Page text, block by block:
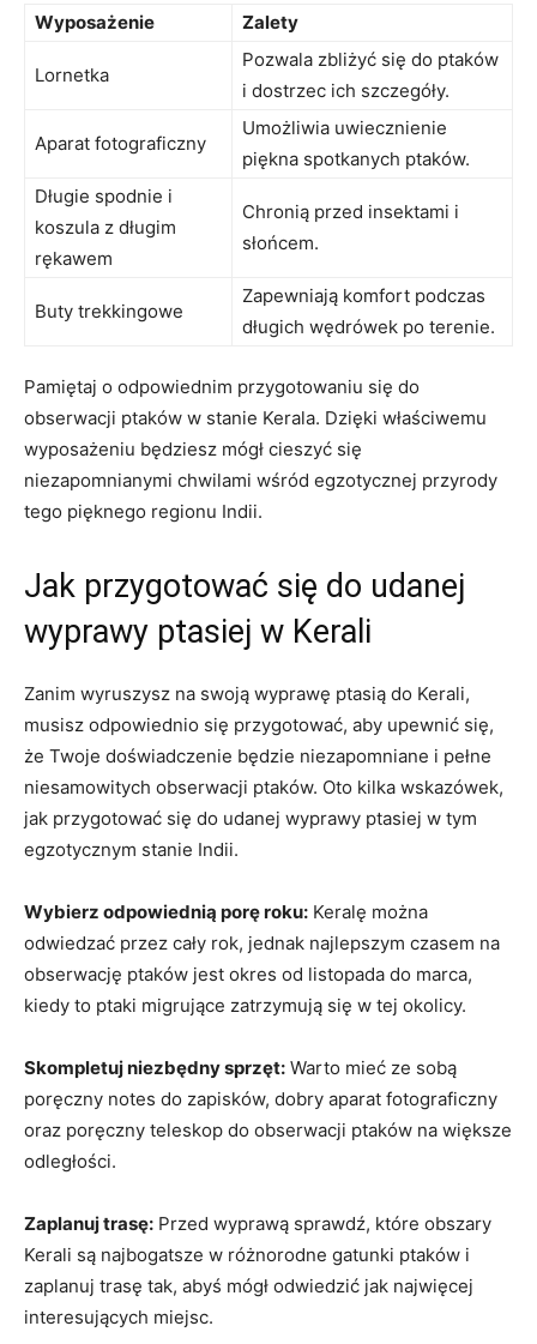
Wyposażenie Zalety
Lornetka
Pozwala zbliżyć się do ptaków
i dostrzec ich szczegóły.
Aparat fotograficzny
Umożliwia uwiecznienie
piękna spotkanych ptaków.
Długie spodnie i
koszula z długim
rękawem
Chronią przed insektami i
słońcem.
Buty trekkingowe
Zapewniają komfort podczas
długich wędrówek po terenie.
Pamiętaj o odpowiednim przygotowaniu się do
obserwacji ptaków w stanie Kerala. Dzięki właściwemu
wyposażeniu będziesz mógł cieszyć się
niezapomnianymi chwilami wśród egzotycznej przyrody
tego pięknego regionu Indii.
Jak przygotować się do udanej
wyprawy ptasiej w Kerali
Zanim wyruszysz na swoją wyprawę ptasią do Kerali,
musisz odpowiednio się przygotować, aby upewnić się,
że Twoje doświadczenie będzie niezapomniane i pełne
niesamowitych obserwacji ptaków. Oto kilka wskazówek,
jak przygotować się do udanej wyprawy ptasiej w tym
egzotycznym stanie Indii.
Wybierz odpowiednią porę roku: Keralę można
odwiedzać przez cały rok, jednak najlepszym czasem na
obserwację ptaków jest okres od listopada do marca,
kiedy to ptaki migrujące zatrzymują się w tej okolicy.
Skompletuj niezbędny sprzęt: Warto mieć ze sobą
poręczny notes do zapisków, dobry aparat fotograficzny
oraz poręczny teleskop do obserwacji ptaków na większe
odległości.
Zaplanuj trasę: Przed wyprawą sprawdź, które obszary
Kerali są najbogatsze w różnorodne gatunki ptaków i
zaplanuj trasę tak, abyś mógł odwiedzić jak najwięcej
interesujących miejsc.